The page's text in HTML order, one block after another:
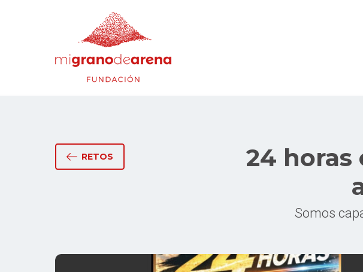
RETOS
24
Somos